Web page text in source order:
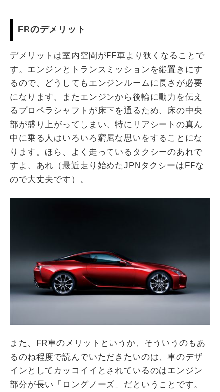
FRのデメリット
デメリットは室内空間がFF車より狭くなることで
す。エンジンとトランスミッションを縦置きにす
るので、どうしてもエンジンルームに長さが必要
になります。またエンジンから後輪に動力を伝え
るプロペラシャフトが床下を通るため、床の中央
部が盛り上がってしまい、特にリアシートの真ん
中に乗る人はいろいろ窮屈な思いをすることにな
ります。ほら、よく走っているタクシーのあれで
すよ、あれ（最近走り始めたJPNタクシーはFFな
ので大丈夫です）。
また、FR車のメリットというか、そういうのもあ
るのね程度で読んでいただきたいのは、車のデザ
インとしてカッコイイとされているのはエンジン
部分が長い「ロングノーズ」だということです。